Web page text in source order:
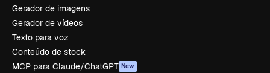
Gerador de imagens
Gerador de vídeos
Texto para voz
Conteúdo de stock
MCP para Claude/ChatGPT New